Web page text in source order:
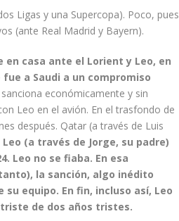
Ligas y una Supercopa). Poco, pues
(ante Real Madrid y Bayern).
en casa ante el Lorient y Leo, en
a Saudi a un compromiso
económicamente y sin
Leo en el avión. En el trasfondo de
después. Qatar (a través de Luis
Leo (a través de Jorge, su padre)
Leo no se fiaba. En esa
la sanción, algo inédito
equipo. En fin, incluso así, Leo
triste de dos años tristes.